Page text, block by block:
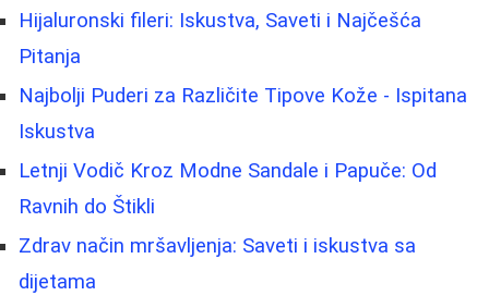
Hijaluronski fileri: Iskustva, Saveti i Najčešća
Pitanja
Najbolji Puderi za Različite Tipove Kože - Ispitana
Iskustva
Letnji Vodič Kroz Modne Sandale i Papuče: Od
Ravnih do Štikli
Zdrav način mršavljenja: Saveti i iskustva sa
dijetama